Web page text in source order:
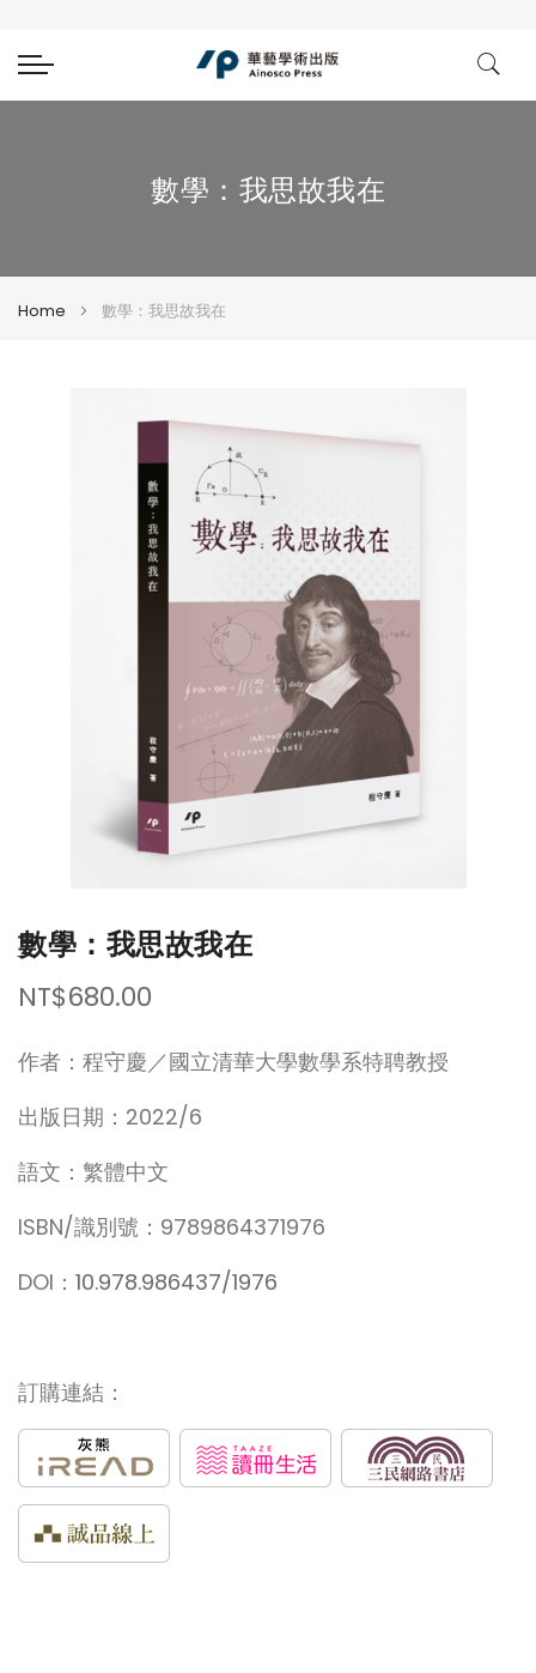
數學：我思故我在
Home 數學：我思故我在
數學：我思故我在
NT$680.00
作者：程守慶／國立清華大學數學系特聘教授
出版日期：2022/6
語文：繁體中文
ISBN/識別號：9789864371976
DOI： 10.978.986437/1976
訂購連結：